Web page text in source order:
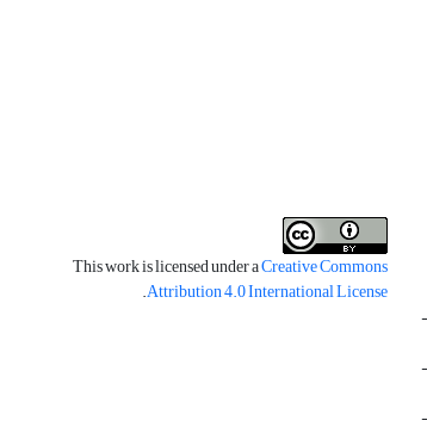
1398-
1398-02-
1398-02-
This work is licensed under aCreative Commons
Attribution 4.0 International License
.